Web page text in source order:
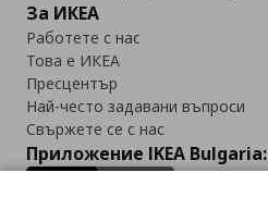
За ИКЕА
Работете с нас
Това е ИКЕА
Пресцентър
Най-често задавани въпроси
Свържете се с нас
Приложение IKEA Bulgaria: